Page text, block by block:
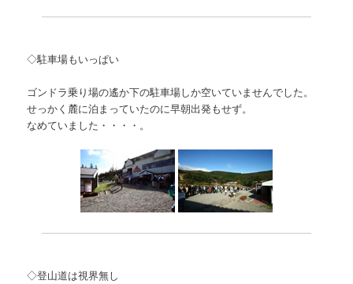
◇駐車場もいっぱい
ゴンドラ乗り場の遙か下の駐車場しか空いていませんでした。
せっかく麓に泊まっていたのに早朝出発もせず。
なめていました・・・・。
◇登山道は視界無し